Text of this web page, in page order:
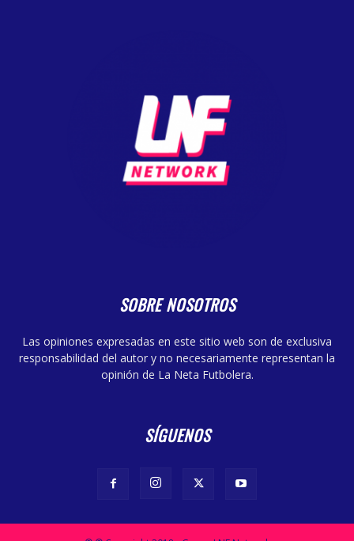
SOBRE NOSOTROS
Las opiniones expresadas en este sitio web son de exclusiva
responsabilidad del autor y no necesariamente representan la
opinión de La Neta Futbolera.
SÍGUENOS